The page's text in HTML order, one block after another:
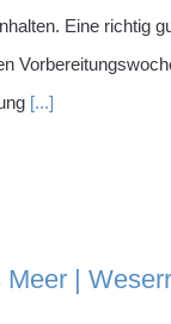
Eine richtig
[...]
|